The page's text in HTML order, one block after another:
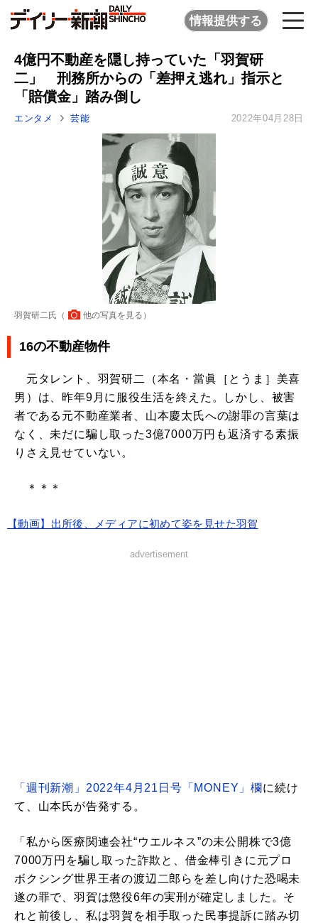
情報提供する
4億円不動産を隠し持っていた「羽賀研
二」 刑務所からの「差押え逃れ」指示と
「賠償金」踏み倒し
エンタメ 芸能 2022年04月28日
羽賀研二氏（ 他の写真を見る ）
16の不動産物件
元タレント、羽賀研二（本名・當眞［とうま］美喜
男）は、昨年9月に服役生活を終えた。しかし、被害
者である元不動産業者、山本慶太氏への謝罪の言葉は
なく、未だに騙し取った3億7000万円も返済する素振
りさえ見せていない。
＊＊＊
【動画】出所後、メディアに初めて姿を見せた羽賀
advertisement
「週刊新潮」2022年4月21日号「MONEY」欄に続け
て、山本氏が告発する。
「私から医療関連会社“ウエルネス”の未公開株で3億
7000万円を騙し取った詐欺と、借金棒引きに元プロ
ボクシング世界王者の渡辺二郎らを差し向けた恐喝未
遂の罪で、羽賀は懲役6年の実刑が確定しました。そ
れと前後し、私は羽賀を相手取った民事提訴に踏み切